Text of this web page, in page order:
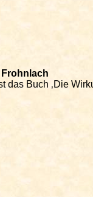
Frohnlach
das Buch ‚Die